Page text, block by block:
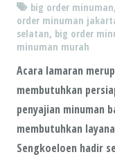
big order minuman,
order minuman
selatan, big order
minuman murah
Acara lamaran
membutuhkan
penyajian minuman
membutuhkan
Sengkoeloen hadir